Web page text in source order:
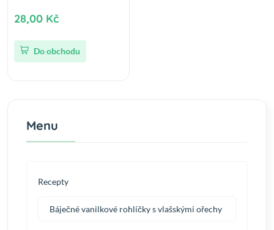
28,00 Kč
Do obchodu
Menu
Recepty
Báječné vanilkové rohlíčky s vlašskými ořechy